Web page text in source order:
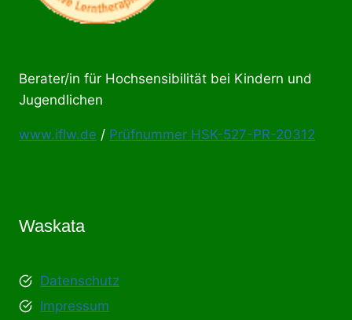
Berater/in für Hochsensibilität bei Kindern und
Jugendlichen
www.iflw.de / Prüfnummer HSK-527-PR-20312
Waskata
Datenschutz
Impressum